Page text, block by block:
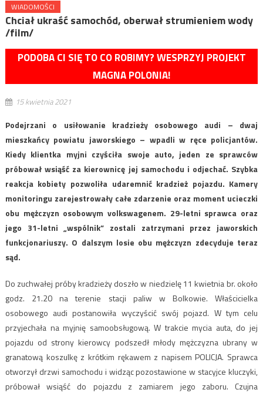
WIADOMOŚCI
Chciał ukraść samochód, oberwał strumieniem wody
/film/
PODOBA CI SIĘ TO CO ROBIMY? WESPRZYJ PROJEKT
MAGNA POLONIA!
15 kwietnia 2021
Podejrzani o usiłowanie kradzieży osobowego audi – dwaj
mieszkańcy powiatu jaworskiego – wpadli w ręce policjantów.
Kiedy klientka myjni czyściła swoje auto, jeden ze sprawców
próbował wsiąść za kierownicę jej samochodu i odjechać. Szybka
reakcja kobiety pozwoliła udaremnić kradzież pojazdu. Kamery
monitoringu zarejestrowały całe zdarzenie oraz moment ucieczki
obu mężczyzn osobowym volkswagenem. 29-letni sprawca oraz
jego 31-letni „wspólnik” zostali zatrzymani przez jaworskich
funkcjonariuszy. O dalszym losie obu mężczyzn zdecyduje teraz
sąd.
Do zuchwałej próby kradzieży doszło w niedzielę 11 kwietnia br. około
godz. 21.20 na terenie stacji paliw w Bolkowie. Właścicielka
osobowego audi postanowiła wyczyścić swój pojazd. W tym celu
przyjechała na myjnię samoobsługową. W trakcie mycia auta, do jej
pojazdu od strony kierowcy podszedł młody mężczyzna ubrany w
granatową koszulkę z krótkim rękawem z napisem POLICJA. Sprawca
otworzył drzwi samochodu i widząc pozostawione w stacyjce kluczyki,
próbował wsiąść do pojazdu z zamiarem jego zaboru. Czujna